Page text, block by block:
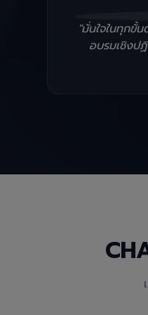
"มั่นใจในทุกขั้
อบรมเชิงป